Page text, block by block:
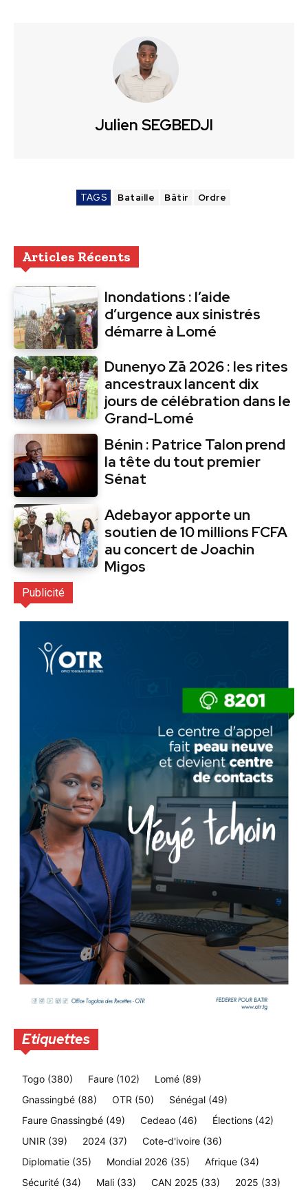
Julien SEGBEDJI
TAGS Bataille Bâtir Ordre
Articles Récents
Inondations : l’aide
d’urgence aux sinistrés
démarre à Lomé
Dunenyo Zā 2026 : les rites
ancestraux lancent dix
jours de célébration dans le
Grand-Lomé
Bénin : Patrice Talon prend
la tête du tout premier
Sénat
Adebayor apporte un
soutien de 10 millions FCFA
au concert de Joachin
Migos
Publicité
Etiquettes
Togo (380) Faure (102) Lomé (89)
Gnassingbé (88) OTR (50) Sénégal (49)
Faure Gnassingbé (49) Cedeao (46) Élections (42)
UNIR (39) 2024 (37) Cote-d'ivoire (36)
Diplomatie (35) Mondial 2026 (35) Afrique (34)
Sécurité (34) Mali (33) CAN 2025 (33) 2025 (33)